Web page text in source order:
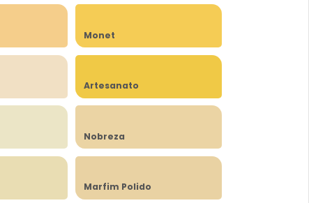
Monet
Artesanato
Nobreza
Marfim Polido